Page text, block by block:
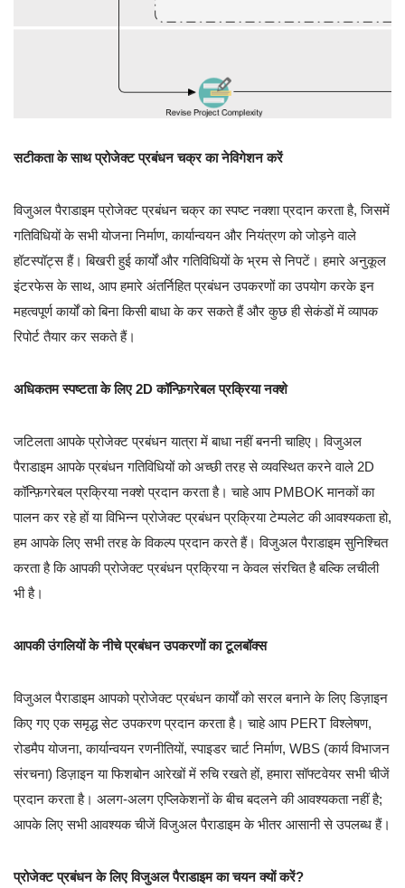
सटीकता के साथ प्रोजेक्ट प्रबंधन चक्र का नेविगेशन करें
विजुअल पैराडाइम प्रोजेक्ट प्रबंधन चक्र का स्पष्ट नक्शा प्रदान करता है, जिसमें
गतिविधियों के सभी योजना निर्माण, कार्यान्वयन और नियंत्रण को जोड़ने वाले
हॉटस्पॉट्स हैं। बिखरी हुई कार्यों और गतिविधियों के भ्रम से निपटें। हमारे अनुकूल
इंटरफेस के साथ, आप हमारे अंतर्निहित प्रबंधन उपकरणों का उपयोग करके इन
महत्वपूर्ण कार्यों को बिना किसी बाधा के कर सकते हैं और कुछ ही सेकंडों में व्यापक
रिपोर्ट तैयार कर सकते हैं।
अधिकतम स्पष्टता के लिए 2D कॉन्फ़िगरेबल प्रक्रिया नक्शे
जटिलता आपके प्रोजेक्ट प्रबंधन यात्रा में बाधा नहीं बननी चाहिए। विजुअल
पैराडाइम आपके प्रबंधन गतिविधियों को अच्छी तरह से व्यवस्थित करने वाले 2D
कॉन्फ़िगरेबल प्रक्रिया नक्शे प्रदान करता है। चाहे आप PMBOK मानकों का
पालन कर रहे हों या विभिन्न प्रोजेक्ट प्रबंधन प्रक्रिया टेम्पलेट की आवश्यकता हो,
हम आपके लिए सभी तरह के विकल्प प्रदान करते हैं। विजुअल पैराडाइम सुनिश्चित
करता है कि आपकी प्रोजेक्ट प्रबंधन प्रक्रिया न केवल संरचित है बल्कि लचीली
भी है।
आपकी उंगलियों के नीचे प्रबंधन उपकरणों का टूलबॉक्स
विजुअल पैराडाइम आपको प्रोजेक्ट प्रबंधन कार्यों को सरल बनाने के लिए डिज़ाइन
किए गए एक समृद्ध सेट उपकरण प्रदान करता है। चाहे आप PERT विश्लेषण,
रोडमैप योजना, कार्यान्वयन रणनीतियों, स्पाइडर चार्ट निर्माण, WBS (कार्य विभाजन
संरचना) डिज़ाइन या फिशबोन आरेखों में रुचि रखते हों, हमारा सॉफ्टवेयर सभी चीजें
प्रदान करता है। अलग-अलग एप्लिकेशनों के बीच बदलने की आवश्यकता नहीं है;
आपके लिए सभी आवश्यक चीजें विजुअल पैराडाइम के भीतर आसानी से उपलब्ध हैं।
प्रोजेक्ट प्रबंधन के लिए विजुअल पैराडाइम का चयन क्यों करें?